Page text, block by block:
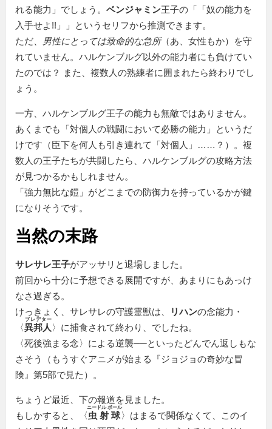
れる能力」でしょう。 ベンジャミン王子の「
奴の能力を
入手せよ!!
」というセリフから推測できます。
ただ、
男性にとっては致命的な急所（あ、女性もか）を守
れていません。ハルケンブルグ以外の能力者にも負けてい
たのでは？ また、複数人の熟練者に囲まれたら終わりでし
ょう。
一方、ハルケンブルグ王子の能力も無敵ではありません。
あくまでも
対個人の戦闘において必勝の能力
というだ
けです（臣下を何人も引き連れて「対個人」……？）。複
数人の王子たちが共闘したら、ハルケンブルグの攻略方法
が見つかるかもしれません。
強力無比な鎧
がどこまでの防御力を持っているかが鍵
になりそうです。
当然の末路
サレサレ王子がアッサリと退場しました。
前回から十分に予想できる展開ですが、あまりにもあっけ
なさ過ぎる。
けっきょく、サレサレの守護霊獣は、
リハンの念能力・
〈異邦人
プレデター
〉に捕食されて終わり、でしたね。
〈死後強まる念〉による逆襲──といったどんでん返しもな
さそう（もうすぐアニメが始まる『ジョジョの奇妙な冒
険』第5部で見た）。
ちょうど最近、下の報道を見ました。
もしかすると、〈虫射球
ニードル ボール
〉はまるで関係なくて、このイ